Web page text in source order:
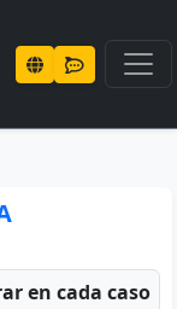
en cada caso